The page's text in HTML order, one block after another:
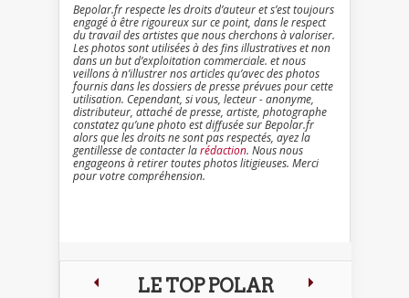
Bepolar.fr respecte les droits d’auteur et s’est toujours
engagé à être rigoureux sur ce point, dans le respect
du travail des artistes que nous cherchons à valoriser.
Les photos sont utilisées à des fins illustratives et non
dans un but d’exploitation commerciale. et nous
veillons à n’illustrer nos articles qu’avec des photos
fournis dans les dossiers de presse prévues pour cette
utilisation. Cependant, si vous, lecteur - anonyme,
distributeur, attaché de presse, artiste, photographe
constatez qu’une photo est diffusée sur Bepolar.fr
alors que les droits ne sont pas respectés, ayez la
gentillesse de contacter larédaction. Nous nous
engageons à retirer toutes photos litigieuses. Merci
pour votre compréhension.
LE TOP POLAR